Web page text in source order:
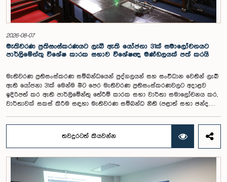
බවත් නිලධාරීහු සදහන් කළහ.විගණකාධිපතිවරිය සඳහා යෝජිත වැටුප්
මට්ටම අනුමත කළ ද, එම තනතුරට පැවරී ඇති වගකීම් සහ කාර්යභාරය
සැලකිල්ලට ගනිමින් වැටුප තවදුරටත් ඉහළ මට්ටමක පැවතිය යුතු බවට කාරක
සභා සභාපතිවරයා ඇතුළු මන්ත්‍රීවරුන්ගේ අදහස විය. ඒ අනුව, අදාළ වැටුප්
මට්ටම සම්බන්ධයෙන් ඉදිරියේදී තවදුරටත් අවධානය යොමු කර අවශ්‍ය තීරණ
ගැනීමේ අවශ්‍යතාව ද කාරක සභාවේදී පෙන්වා දුන් අතර ස්ථිර සහ ස්වධින
වැටුප් හා සේවක සංඛ්‍යා කොමිෂන් සභාවක් ස්ථාපිත කරන ලෙස කාරක
2026-08-07
මැතිවරණ ප්‍රතිසංස්කරණයට ලැබී ඇති යෝජනා 31ක් සමාලෝචනයට
පාර්ලිමේන්තු විශේෂ කාරක සභාව විශේෂඥ මණ්ඩලයක් පත් කරයි
මැතිවරණ ප්‍රතිසංස්කරණ සම්බන්ධයෙන් පුද්ගලයන් සහ සංවිධාන වෙතින් ලැබී
ඇති යෝජනා 31ක් මෙන්ම මීට පෙර මැතිවරණ ප්‍රතිසංස්කරණවලට අදාළව
ඉදිරිපත් කර ඇති පාර්ලිමේන්තු තේරීම් කාරක සභා වාර්තා සමාලෝචනය කර,
වාර්තාවක් සකස් කිරීම සඳහා මැතිවරණ සම්බන්ධ නීති (පළාත් සභා ඡන්ද
කාරක සභාව රාජ්‍ය පරිපාලන, පළාත් සභා සහ පළාත් පාලන ගරු අමාත්‍ය
මහාචාර්ය ඒ.එච්.එම්.එච්. අබයරත්න මහතාගේ සභාපතිත්වයෙන්
පාර්ලිමේන්තුවේදී පසුගියදා රැස් වූ අවස්ථාවේදීය.එහිදී 2004, 2007 සහ 2022
වසරවල පාර්ලිමේන්තු තේරීම් කාරක සභා වාර්තා මෙන්ම පුද්ගලයන් හා
සංවිධාන විසින් ඉදිරිපත් කර ඇති යෝජනා 31ක් පදනම් කර ගනිමින් මැතිවරණ
තවදුරටත් කියවන්න